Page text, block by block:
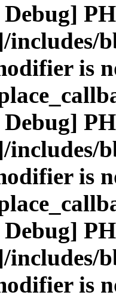
includes/
is
includes/
is
includes/
is